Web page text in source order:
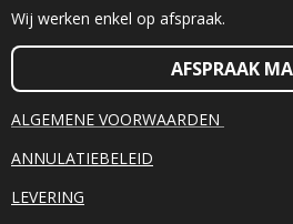
Wij werken enkel op afspraak.
AFSPRAAK
ALGEMENE VOORWAARDEN
ANNULATIEBELEID
LEVERING